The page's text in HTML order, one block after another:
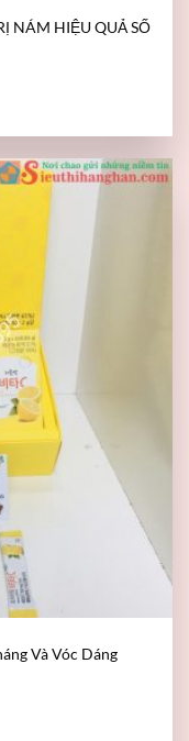
NÁM HIỆU QUẢ SỐ
Và Vóc Dáng